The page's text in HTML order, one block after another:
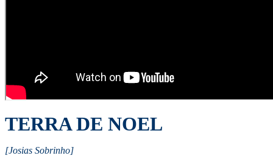
TERRA DE NOEL
[Josias Sobrinho]